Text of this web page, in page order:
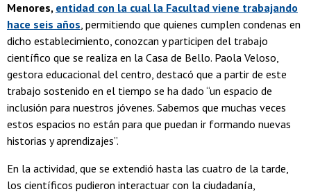
Menores, entidad con la cual la Facultad viene trabajando
hace seis años, permitiendo que quienes cumplen condenas en
dicho establecimiento, conozcan y participen del trabajo
científico que se realiza en la Casa de Bello. Paola Veloso,
gestora educacional del centro, destacó que a partir de este
trabajo sostenido en el tiempo se ha dado “un espacio de
inclusión para nuestros jóvenes. Sabemos que muchas veces
estos espacios no están para que puedan ir formando nuevas
historias y aprendizajes”.
En la actividad, que se extendió hasta las cuatro de la tarde,
los científicos pudieron interactuar con la ciudadanía,